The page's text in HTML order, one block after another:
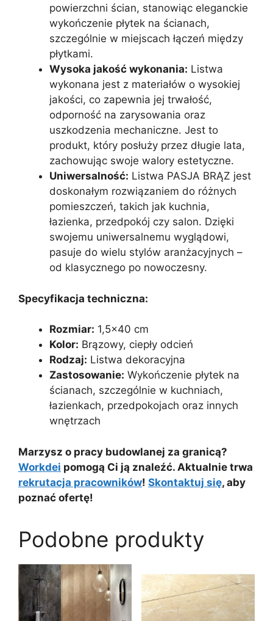
powierzchni ścian, stanowiąc eleganckie
wykończenie płytek na ścianach,
szczególnie w miejscach łączeń między
płytkami.
Wysoka jakość wykonania: Listwa
wykonana jest z materiałów o wysokiej
jakości, co zapewnia jej trwałość,
odporność na zarysowania oraz
uszkodzenia mechaniczne. Jest to
produkt, który posłuży przez długie lata,
zachowując swoje walory estetyczne.
Uniwersalność: Listwa PASJA BRĄZ jest
doskonałym rozwiązaniem do różnych
pomieszczeń, takich jak kuchnia,
łazienka, przedpokój czy salon. Dzięki
swojemu uniwersalnemu wyglądowi,
pasuje do wielu stylów aranżacyjnych –
od klasycznego po nowoczesny.
Specyfikacja techniczna:
Rozmiar: 1,5×40 cm
Kolor: Brązowy, ciepły odcień
Rodzaj: Listwa dekoracyjna
Zastosowanie: Wykończenie płytek na
ścianach, szczególnie w kuchniach,
łazienkach, przedpokojach oraz innych
wnętrzach
Marzysz o pracy budowlanej za granicą?
Workdei pomogą Ci ją znaleźć. Aktualnie trwa
rekrutacja pracowników! Skontaktuj się, aby
poznać ofertę!
Podobne produkty